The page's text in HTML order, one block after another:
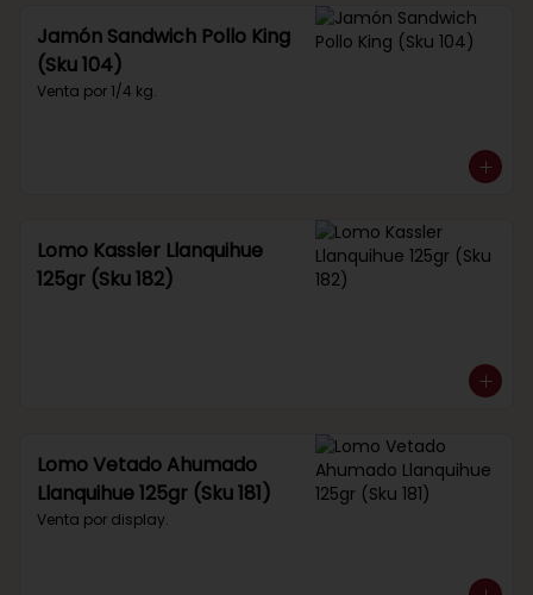
Jamón Sandwich Pollo King
(Sku 104)
Venta por 1/4 kg.
Lomo Kassler Llanquihue
125gr (Sku 182)
Lomo Vetado Ahumado
Llanquihue 125gr (Sku 181)
Venta por display.